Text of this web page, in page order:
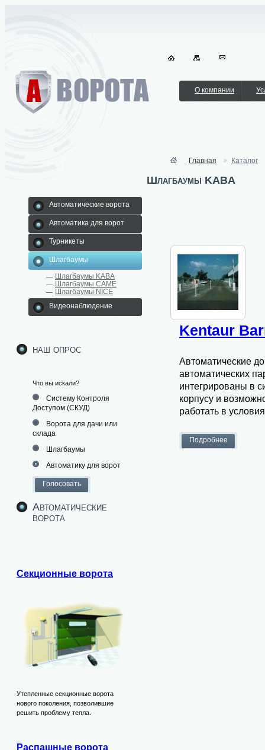
О компании
Автоматические ворота
Автоматика для ворот
Турникеты
Шлагбаумы
Шлагбаумы KABA
Шлагбаумы CAME
Шлагбаумы NICE
Видеонаблюдение
наш опрос
Что вы искали?
Систему Контроля
Доступом (СКУД)
Ворота для дачи или
склада
Шлагбаумы
Автоматику для ворот
Автоматические
ворота
Секционные ворота
Утепленные секционные ворота
нового поколения, позволившие
решить проблему тепла.
Распашные ворота
Главная Каталог
Шлагбаумы KABA
Kentaur
Автоматические
автоматических
интегрированы в
корпусу и
работать в